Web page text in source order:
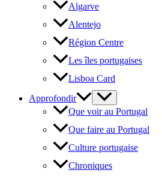
Algarve
Alentejo
Région Centre
Les îles portugaises
Lisboa Card
Approfondir
Que voir au Portugal
Que faire au Portugal
Culture portugaise
Chroniques